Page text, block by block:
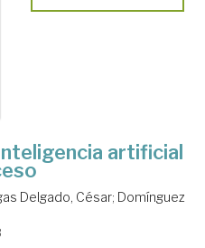
artificial
Delgado, César; Domínguez